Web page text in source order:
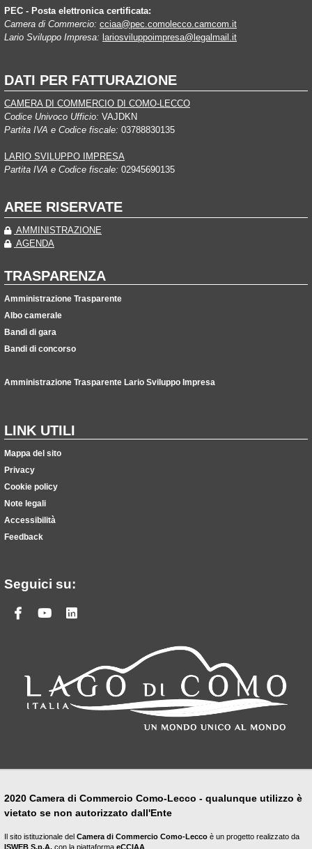
PEC - Posta elettronica certificata:
Camera di Commercio: cciaa@pec.comolecco.camcom.it
Lario Sviluppo Impresa: lariosviluppoimpresa@legalmail.it
DATI PER FATTURAZIONE
CAMERA DI COMMERCIO DI COMO-LECCO
Codice Univoco Ufficio: VAJDKN
Partita IVA e Codice fiscale: 03788830135
LARIO SVILUPPO IMPRESA
Partita IVA e Codice fiscale: 02945690135
AREE RISERVATE
AMMINISTRAZIONE
AGENDA
TRASPARENZA
Amministrazione Trasparente
Albo camerale
Bandi di gara
Bandi di concorso
Amministrazione Trasparente Lario Sviluppo Impresa
LINK UTILI
Mappa del sito
Privacy
Cookie policy
Note legali
Accessibilità
Feedback
Seguici su:
Facebook
Youtube
2020 Camera di Commercio Como-Lecco - qualunque utilizzo è
vietato se non autorizzato dall'Ente
Il sito istituzionale del Camera di Commercio Como-Lecco è un progetto realizzato da
ISWEB S.p.A. con la piattaforma eCCIAA